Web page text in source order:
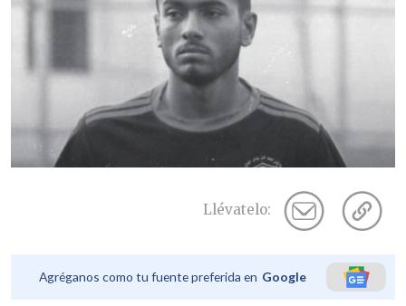
Llévatelo:
Agréganos como tu fuente preferida en Google